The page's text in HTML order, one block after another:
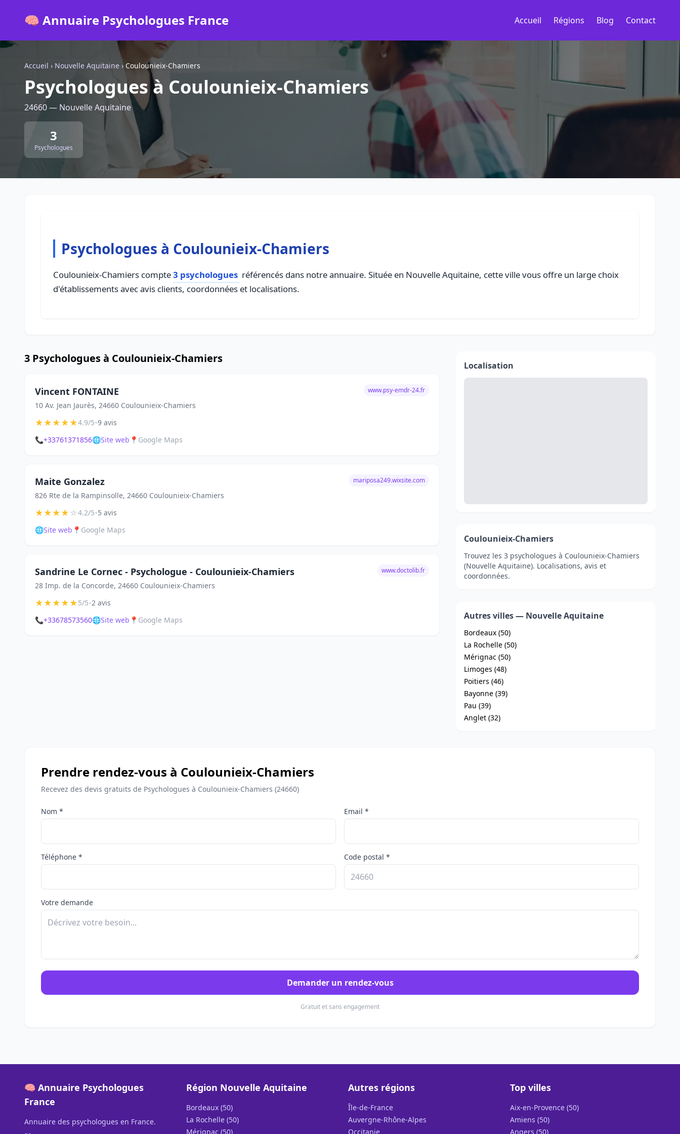
🧠 Annuaire Psychologues France Accueil Régions Blog Contact
Accueil › Nouvelle Aquitaine ›Coulounieix-Chamiers
Psychologues à Coulounieix-Chamiers
24660 — Nouvelle Aquitaine
3
Psychologues
Psychologues à Coulounieix-Chamiers
Coulounieix-Chamiers compte3 psychologues référencés dans notre annuaire. Située en Nouvelle Aquitaine, cette ville vous offre un large choix
d'établissements avec avis clients, coordonnées et localisations.
3 Psychologues à Coulounieix-Chamiers
Vincent FONTAINE
10 Av. Jean Jaurès, 24660 Coulounieix-Chamiers
www.psy-emdr-24.fr
★★★★★4.9/5•9 avis
📞+33761371856🌐Site web 📍 Google Maps
Maite Gonzalez
826 Rte de la Rampinsolle, 24660 Coulounieix-Chamiers
mariposa249.wixsite.com
★★★★☆4.2/5•5 avis
🌐Site web 📍 Google Maps
Sandrine Le Cornec - Psychologue - Coulounieix-Chamiers
28 Imp. de la Concorde, 24660 Coulounieix-Chamiers
www.doctolib.fr
★★★★★5/5•2 avis
📞+33678573560🌐Site web 📍 Google Maps
Localisation
Coulounieix-Chamiers
Trouvez les 3 psychologues à Coulounieix-Chamiers
(Nouvelle Aquitaine). Localisations, avis et
coordonnées.
Autres villes — Nouvelle Aquitaine
Bordeaux (50)
La Rochelle (50)
Mérignac (50)
Limoges (48)
Poitiers (46)
Bayonne (39)
Pau (39)
Anglet (32)
Prendre rendez-vous à Coulounieix-Chamiers
Recevez des devis gratuits de Psychologues à Coulounieix-Chamiers (24660)
Nom * Email *
Téléphone * Code postal *
Votre demande
Demander un rendez-vous
Gratuit et sans engagement
🧠 Annuaire Psychologues
France
Annuaire des psychologues en France.
Région Nouvelle Aquitaine
Bordeaux (50)
La Rochelle (50)
Mérignac (50)
Autres régions
Île-de-France
Auvergne-Rhône-Alpes
Occitanie
Top villes
Aix-en-Provence (50)
Amiens (50)
Angers (50)